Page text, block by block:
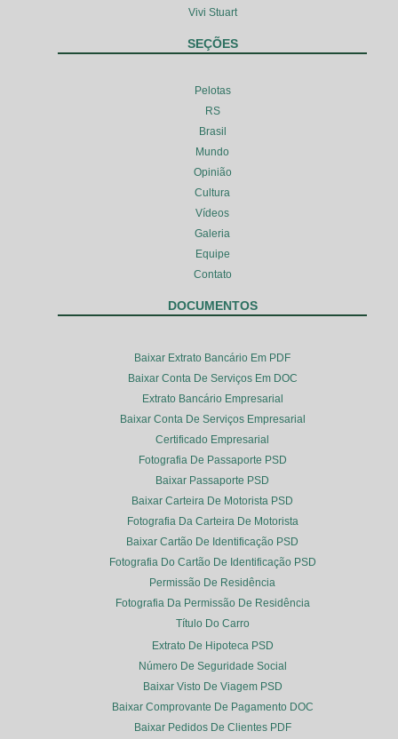
Vivi Stuart
SEÇÕES
Pelotas
RS
Brasil
Mundo
Opinião
Cultura
Vídeos
Galeria
Equipe
Contato
DOCUMENTOS
Baixar Extrato Bancário Em PDF
Baixar Conta De Serviços Em DOC
Extrato Bancário Empresarial
Baixar Conta De Serviços Empresarial
Certificado Empresarial
Fotografia De Passaporte PSD
Baixar Passaporte PSD
Baixar Carteira De Motorista PSD
Fotografia Da Carteira De Motorista
Baixar Cartão De Identificação PSD
Fotografia Do Cartão De Identificação PSD
Permissão De Residência
Fotografia Da Permissão De Residência
Título Do Carro
Extrato De Hipoteca PSD
Número De Seguridade Social
Baixar Visto De Viagem PSD
Baixar Comprovante De Pagamento DOC
Baixar Pedidos De Clientes PDF